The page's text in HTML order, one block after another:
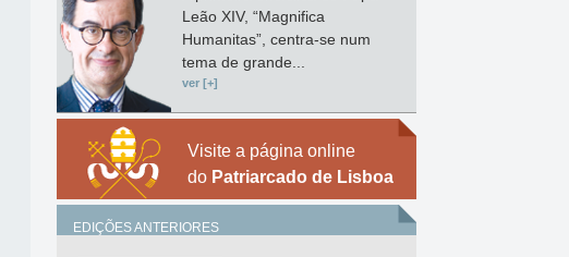
Leão XIV, “Magnifica
Humanitas”, centra-se num
tema de grande...
ver [+]
Visite a página online
do Patriarcado de Lisboa
EDIÇÕES ANTERIORES